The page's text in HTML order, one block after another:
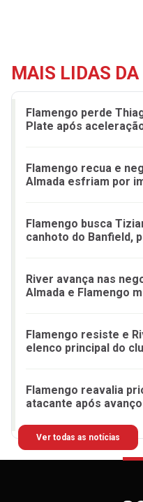
MAIS LIDAS
Flamengo perde
Plate após
Flamengo recua e
Almada esfriam por
Flamengo busca
canhoto do Banfield,
River avança nas
Almada e Flamengo
Flamengo resiste e
elenco principal do
Flamengo reavalia
atacante após
Ver todas as notícias